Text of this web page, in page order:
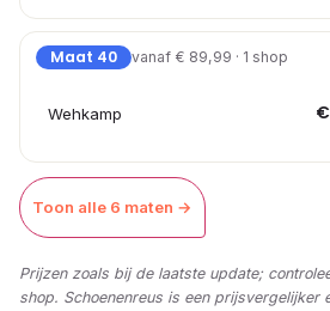
Maat 40 vanaf € 89,99 · 1 shop
Wehkamp
Toon alle 6 maten →
Prijzen zoals bij de laatste update;
shop. Schoenenreus is een prijsvergelijker